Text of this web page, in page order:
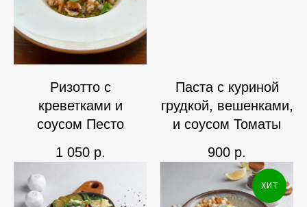
Ризотто с
креветками и
соусом Песто
1 050 р.
Паста с куриной
грудкой, вешенками,
и соусом Томаты
900 р.
ХИТ